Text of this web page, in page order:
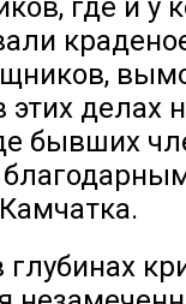
где и у
делах
бывших
глубинах